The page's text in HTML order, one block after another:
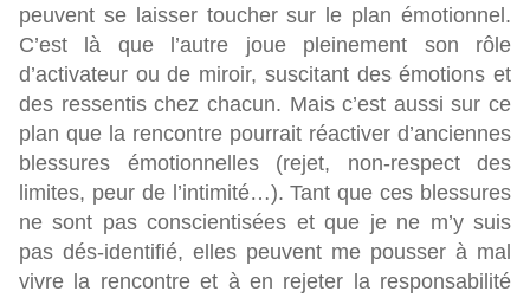
peuvent se laisser toucher sur le plan émotionnel.
C’est là que l’autre joue pleinement son rôle
d’activateur ou de miroir, suscitant des émotions et
des ressentis chez chacun. Mais c’est aussi sur ce
plan que la rencontre pourrait réactiver d’anciennes
blessures émotionnelles (rejet, non-respect des
limites, peur de l’intimité…). Tant que ces blessures
ne sont pas conscientisées et que je ne m’y suis
pas dés-identifié, elles peuvent me pousser à mal
vivre la rencontre et à en rejeter la responsabilité